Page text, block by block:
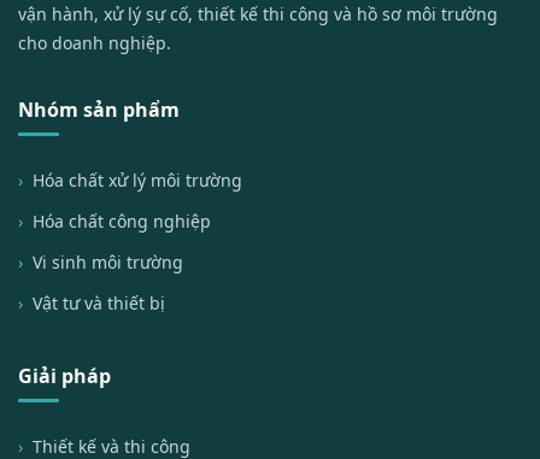
vận hành, xử lý sự cố, thiết kế thi công và hồ sơ môi trường
cho doanh nghiệp.
Nhóm sản phẩm
Hóa chất xử lý môi trường
Hóa chất công nghiệp
Vi sinh môi trường
Vật tư và thiết bị
Giải pháp
Thiết kế và thi công